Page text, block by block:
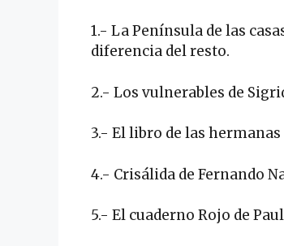
1.- La Península de las
diferencia del resto.
2.- Los vulnerables de
3.- El libro de las
4.- Crisálida de Fernando
5.- El cuaderno Rojo de